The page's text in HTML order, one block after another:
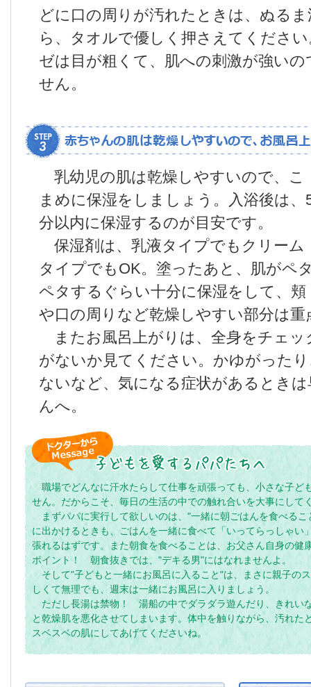
どに口の周りが汚れたときは、ぬる
ら、タオルで優しく押さえてくださ
ゼは目が粗くて、肌への刺激が強い
せん。
乳幼児の肌は乾燥しやすいので、こ
まめに保湿をしましょう。入浴後は、
分以内に保湿するのが目安です。
保湿剤は、乳液タイプでもクリーム
タイプでもOK。塗ったあと、肌がペ
ペタするぐらい十分に保湿をして、頬
や口の周りなど乾燥しやすい部分は重
またお風呂上がりは、全身をチェッ
がないか見てください。かゆがった
ないなど、気になる症状があるとき
んへ。
職場でどんなに汗水たらして仕事を頑張っても、小さな子ど
せん。だからこそ、毎日の生活の中での触れ合いを大事にして
まずパパに実行して欲しいのは、"一緒に朝ごはんを食べるこ
に出かけるときも、ごはんを一緒に食べて「いってらっしゃい
張れるはずです。また朝食を食べることは、お父さん自身の健
ポイント！ 朝食抜きでは、"デキる男"にはなれませんよ。
そして"子どもと一緒にお風呂に入ること"は、まさに親子の
しくて無理でも、週末は一緒にお風呂に入りましょう。
ただし長湯は禁物！ 湯船の中でダラダラ遊んだり、きれい
と乾燥肌を悪化させてしまいます。体中を触りながら、汚れた
スベスベの肌にしてあげてくださいね。